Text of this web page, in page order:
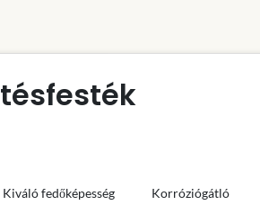
Kiváló fedőképesség Korróziógátló